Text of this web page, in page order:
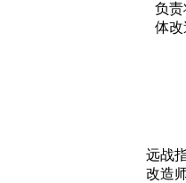
负
体
远战
改造